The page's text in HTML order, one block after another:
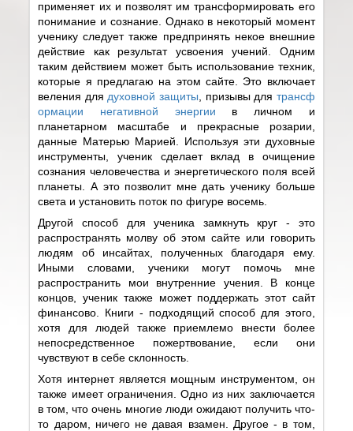
применяет их и позволят им трансформировать его
понимание и сознание. Однако в некоторый момент
ученику следует также предпринять некое внешние
действие как результат усвоения учений. Одним
таким действием может быть использование техник,
которые я предлагаю на этом сайте. Это включает
веления для духовной защиты , призывы для трансф
ормации негативной энергии в личном и
планетарном масштабе и прекрасные розарии,
данные Матерью Марией. Используя эти духовные
инструменты, ученик сделает вклад в очищение
сознания человечества и энергетического поля всей
планеты. А это позволит мне дать ученику больше
света и установить поток по фигуре восемь.
Другой способ для ученика замкнуть круг - это
распространять молву об этом сайте или говорить
людям об инсайтах, полученных благодаря ему.
Иными словами, ученики могут помочь мне
распространить мои внутренние учения. В конце
концов, ученик также может поддержать этот сайт
финансово. Книги - подходящий способ для этого,
хотя для людей также приемлемо внести более
непосредственное пожертвование, если они
чувствуют в себе склонность.
Хотя интернет является мощным инструментом, он
также имеет ограничения. Одно из них заключается
в том, что очень многие люди ожидают получить что-
то даром, ничего не давая взамен. Другое - в том,